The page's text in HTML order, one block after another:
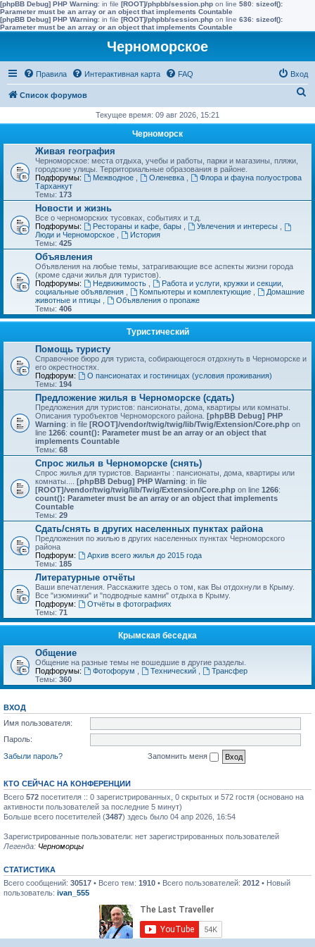
[phpBB Debug] PHP Warning: in file [ROOT]/phpbb/session.php on line 580: sizeof():
Parameter must be an array or an object that implements Countable
[phpBB Debug] PHP Warning: in file [ROOT]/phpbb/session.php on line 636: sizeof():
Parameter must be an array or an object that implements Countable
Черноморское
Правила Интерактивная карта FAQ Вход
Список форумов
с
Текущее время: 09 авг 2026, 15:21
Черноморск
Живая география
Черноморское: места отдыха, учебы и работы, парки и магазины, пляжи,
городские улицы. Территориальные образования в районе.
Подфорумы:
Межводное Оленевка
Флора и фауна полуострова
Тарханкут
Темы: 173
Новости и жизнь
Все о черноморских тусовках, событиях и т.д.
Подфорумы:
Рестораны и кафе, бары Увлечения и интересы
Люди и Черноморское
История
Темы: 425
Объявления
Объявления на любые темы, затрагивающие все аспекты жизни города
(кроме сдачи жилья для туристов).
Подфорумы:
Недвижимость
Работа и услуги, кружки и секции,
социальные объявления
Компьютеры и комплектующие
Домашние
животные и птицы
Объявления о пропаже
Темы: 406
Туристический
Помощь туристу
Справочное бюро для туриста, собирающегося отдохнуть в Черноморске и
его окрестностях.
Подфорум:
О пансионатах и гостиницах (условия проживания)
Темы: 194
Предложение жилья в Черноморске (сдать)
Предложения для туристов: пансионаты, дома, квартиры или комнаты.
Описания туробъектов Черноморского района. [phpBB Debug] PHP
Warning: in file [ROOT]/vendor/twig/twig/lib/Twig/Extension/Core.php on
line 1266: count(): Parameter must be an array or an object that
implements Countable
Темы: 68
Спрос жилья в Черноморске (снять)
Спрос жилья для туристов. Варианты : пансионаты, дома, квартиры или
комнаты.... [phpBB Debug] PHP Warning: in file
[ROOT]/vendor/twig/twig/lib/Twig/Extension/Core.php on line 1266:
count(): Parameter must be an array or an object that implements
Countable
Темы: 29
Сдать/снять в других населенных пунктах района
Предложения по жилью в других населенных пунктах Черноморского
района
Подфорум:
Архив всего жилья до 2015 года
Темы: 185
Литературные отчёты
Ваши впечатления. Расскажите здесь о том, как Вы отдохнули в Крыму.
Все "изюминки" и "подводные камни" отдыха в Крыму.
Подфорум:
Отчёты в фотографиях
Темы: 71
Крымская беседка
Общение
Общение на разные темы не вошедшие в другие разделы.
Подфорумы:
Фотофорум Технический
Трансфер
Темы: 360
ВХОД
Имя пользователя:
Пароль:
Забыли пароль?
Запомнить меня
КТО СЕЙЧАС НА КОНФЕРЕНЦИИ
Всего 572 посетителя :: 0 зарегистрированных, 0 скрытых и 572 гостя (основано на
активности пользователей за последние 5 минут)
Больше всего посетителей (3487) здесь было 04 апр 2026, 16:54
Зарегистрированные пользователи: нет зарегистрированных пользователей
Легенда: Черноморцы
СТАТИСТИКА
Всего сообщений: 30517 • Всего тем: 1910 • Всего пользователей: 2012 • Новый
пользователь: ivan_555